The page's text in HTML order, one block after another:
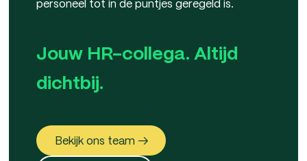
Jouw HR-collega. Altijd
dichtbij.
Bekijk ons team →